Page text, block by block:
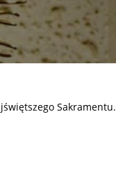
Sakramentu.